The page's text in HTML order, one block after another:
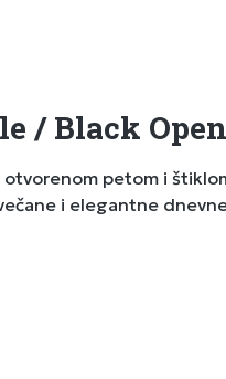
/ Black
petom i
i elegantne